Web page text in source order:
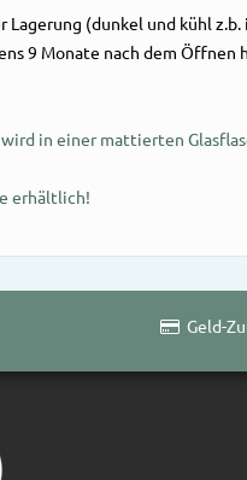
(dunkel und kühl z.b.
9 Monate nach dem Öffnen
in einer mattierten
erhältlich!
Geld-